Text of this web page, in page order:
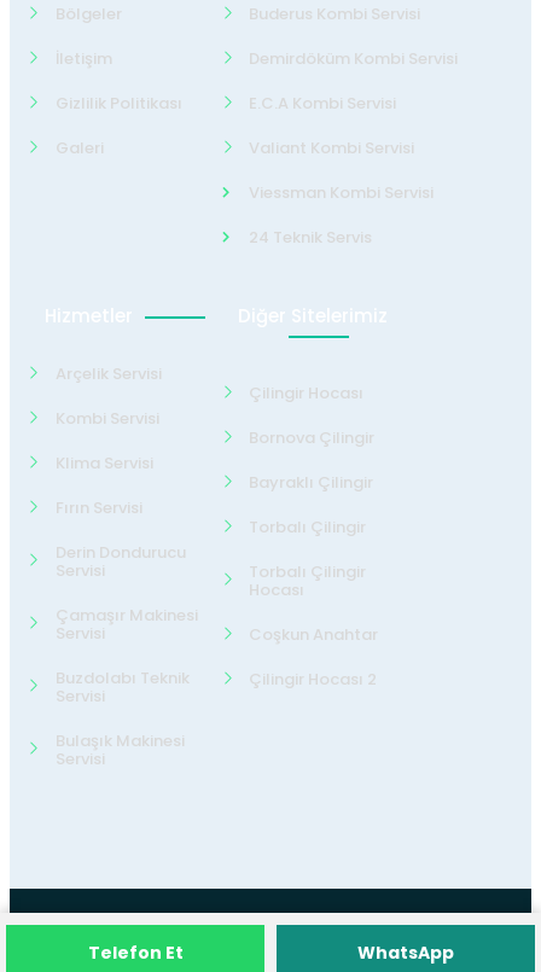
Bölgeler
İletişim
Gizlilik Politikası
Galeri
Buderus Kombi Servisi
Demirdöküm Kombi Servisi
E.C.A Kombi Servisi
Valiant Kombi Servisi
Viessman Kombi Servisi
24 Teknik Servis
Hizmetler
Arçelik Servisi
Kombi Servisi
Klima Servisi
Fırın Servisi
Derin Dondurucu
Servisi
Çamaşır Makinesi
Servisi
Buzdolabı Teknik
Servisi
Bulaşık Makinesi
Servisi
Diğer Sitelerimiz
Çilingir Hocası
Bornova Çilingir
Bayraklı Çilingir
Torbalı Çilingir
Torbalı Çilingir
Hocası
Coşkun Anahtar
Çilingir Hocası 2
©202624 Teknik ServisTüm Hakları
Telefon Et WhatsApp